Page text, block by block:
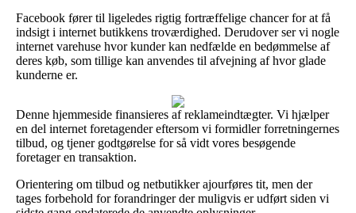
Facebook fører til ligeledes rigtig fortræffelige chancer for at få
indsigt i internet butikkens troværdighed. Derudover ser vi nogle
internet varehuse hvor kunder kan nedfælde en bedømmelse af
deres køb, som tillige kan anvendes til afvejning af hvor glade
kunderne er.
Denne hjemmeside finansieres af reklameindtægter. Vi hjælper
en del internet foretagender eftersom vi formidler forretningernes
tilbud, og tjener godtgørelse for så vidt vores besøgende
foretager en transaktion.
Orientering om tilbud og netbutikker ajourføres tit, men der
tages forbehold for forandringer der muligvis er udført siden vi